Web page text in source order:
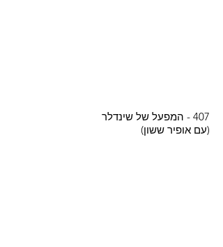
407 - המפעל של שינדלר
(עם אופיר ששון)